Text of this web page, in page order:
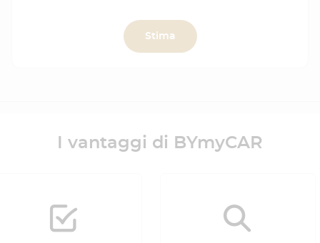
Stima
I vantaggi di BYmyCAR